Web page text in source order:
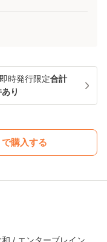
時発行限定合計
り
購入する